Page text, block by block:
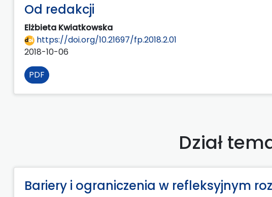
Od redakcji
Elżbieta Kwiatkowska
https://doi.org/10.21697/fp.2018.2.01
2018-10-06
PDF
Dział
Bariery i ograniczenia w refleksyjnym